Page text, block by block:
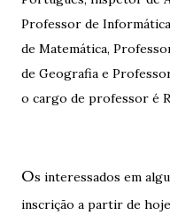
Professor de
de Matemática,
de Geografia e
o cargo de professor é
Os interessados em
inscrição a partir de